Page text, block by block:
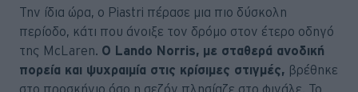
Την ίδια ώρα, ο Piastri πέρασε μια πιο δύσκολη
περίοδο, κάτι που άνοιξε τον δρόμο στον έτερο οδηγό
της McLaren. Ο Lando Norris, με σταθερά ανοδική
πορεία και ψυχραιμία στις κρίσιμες στιγμές, βρέθηκε
στο προσκήνιο όσο η σεζόν πλησίαζε στο φινάλε. Το